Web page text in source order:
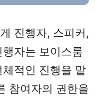
진행자, 스피커,
자는 보이스룸
적인 진행을 맡
참여자의 권한을